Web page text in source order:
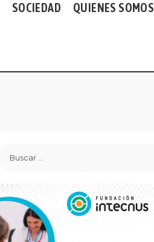
SOCIEDAD QUIENES SOMOS